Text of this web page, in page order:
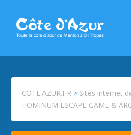
COTE.AZUR.FR > Sites internet
HOMINUM ESCAPE GAME &